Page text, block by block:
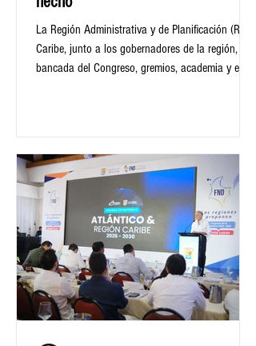
La Región Administrativa y de Planificación (RAP)
Caribe, junto a los gobernadores de la región, la
bancada del Congreso, gremios, academia y el
100 líderes del sector público y privado.